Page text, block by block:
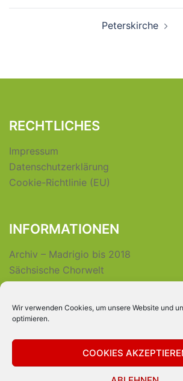
Wir verwenden Cookies, um unsere Website und
optimieren.
COOKIES
Peterskirche
RECHTLICHES
Impressum
Datenschutzerklärung
Cookie-Richtlinie (EU)
INFORMATIONEN
Archiv – Madrigio bis 2018
Sächsische Chorwelt
INTERNER BEREICH
Login für Vereinsmitglieder